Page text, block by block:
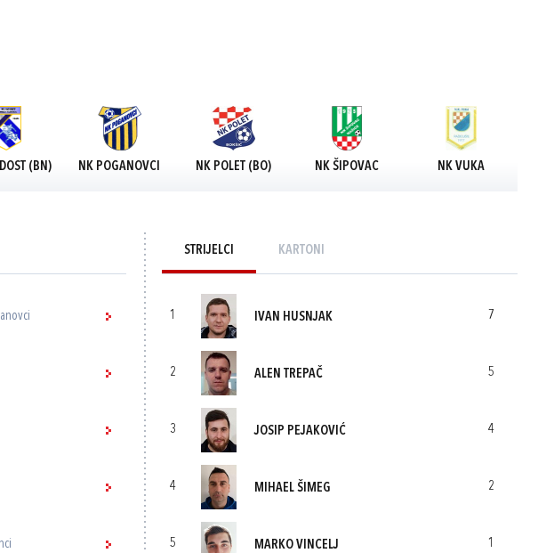
(BN) NK POGANOVCI NK POLET (BO) NK ŠIPOVAC NK VUKA
STRIJELCI KARTONI
1 IVAN HUSNJAK 7
2 ALEN TREPAČ 5
3 JOSIP PEJAKOVIĆ 4
4 MIHAEL ŠIMEG 2
5 MARKO VINCELJ 1